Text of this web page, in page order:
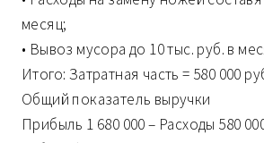
месяц;
• Вывоз мусора до 10 тыс. руб. в
Итого: Затратная часть = 580 000
Общий показатель выручки
Прибыль 1 680 000 – Расходы 580